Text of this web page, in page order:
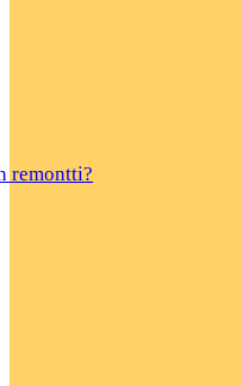
remontti?